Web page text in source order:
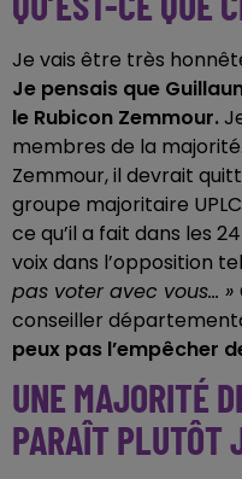
Je vais être très
Je pensais que
le Rubicon Zemmour.
membres de la
Zemmour, il devrait
groupe majoritaire
ce qu’il a fait dans les
voix dans l’opposition
pas voter avec vous... »
conseiller
peux pas l’empêcher
UNE MAJORITÉ
PARAÎT PLUTÔT